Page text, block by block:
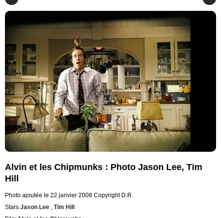
Alvin et les Chipmunks : Photo Jason Lee, Tim
Hill
Photo ajoutée le 22 janvier 2008 Copyright D.R.
Stars Jason Lee , Tim Hill